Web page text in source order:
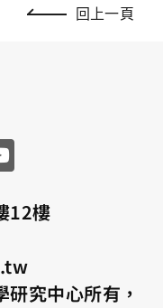
回上一頁
12樓
究中心所有，